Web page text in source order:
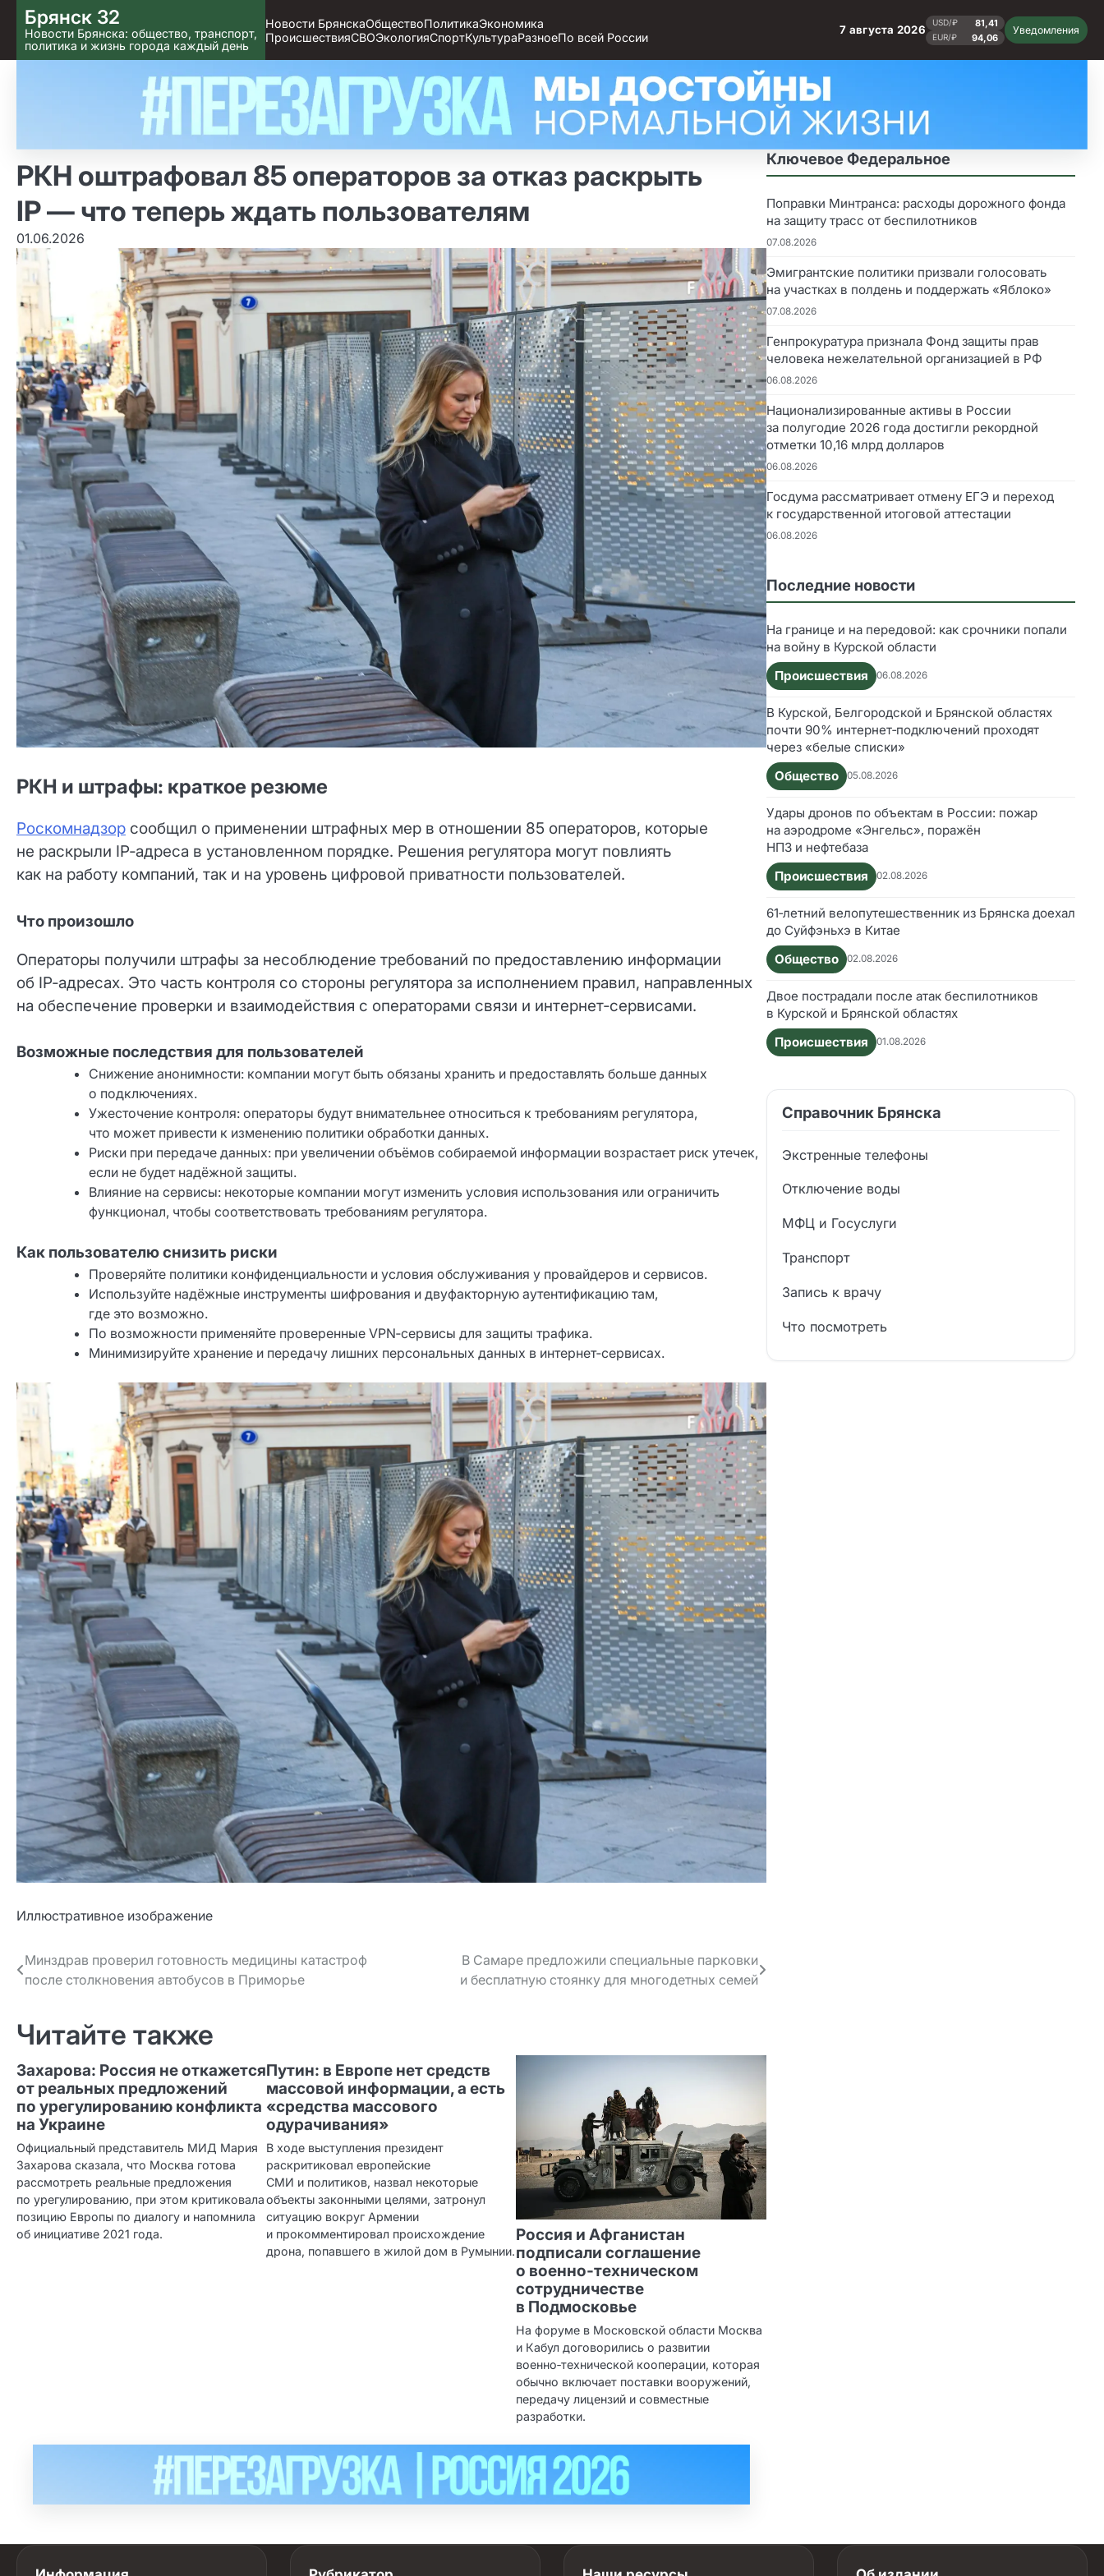
Skip
to content
Брянск 32
Новости Брянска: общество, транспорт,
политика и жизнь города каждый день
Новости БрянскаОбществоПолитикаЭкономика
ПроисшествияСВОЭкологияСпортКультураРазноеПо всей России
7 августа 2026
USD/₽ 81,41
EUR/₽ 94,06
Уведомления
РКН оштрафовал 85 операторов за отказ раскрыть
IP — что теперь ждать пользователям
01.06.2026
РКН и штрафы: краткое резюме
Роскомнадзор сообщил о применении штрафных мер в отношении 85 операторов, которые
не раскрыли IP‑адреса в установленном порядке. Решения регулятора могут повлиять
как на работу компаний, так и на уровень цифровой приватности пользователей.
Что произошло
Операторы получили штрафы за несоблюдение требований по предоставлению информации
об IP‑адресах. Это часть контроля со стороны регулятора за исполнением правил, направленных
на обеспечение проверки и взаимодействия с операторами связи и интернет‑сервисами.
Возможные последствия для пользователей
Снижение анонимности: компании могут быть обязаны хранить и предоставлять больше данных
о подключениях.
Ужесточение контроля: операторы будут внимательнее относиться к требованиям регулятора,
что может привести к изменению политики обработки данных.
Риски при передаче данных: при увеличении объёмов собираемой информации возрастает риск утечек,
если не будет надёжной защиты.
Влияние на сервисы: некоторые компании могут изменить условия использования или ограничить
функционал, чтобы соответствовать требованиям регулятора.
Как пользователю снизить риски
Проверяйте политики конфиденциальности и условия обслуживания у провайдеров и сервисов.
Используйте надёжные инструменты шифрования и двуфакторную аутентификацию там,
где это возможно.
По возможности применяйте проверенные VPN‑сервисы для защиты трафика.
Минимизируйте хранение и передачу лишних персональных данных в интернет‑сервисах.
Иллюстративное изображение
Навигация
Минздрав проверил готовность медицины катастроф
после столкновения автобусов в Приморье
В Самаре предложили специальные парковки
и бесплатную стоянку для многодетных семей
Читайте также
Захарова: Россия не откажется
от реальных предложений
по урегулированию конфликта
на Украине
Официальный представитель МИД Мария
Захарова сказала, что Москва готова
рассмотреть реальные предложения
по урегулированию, при этом критиковала
позицию Европы по диалогу и напомнила
об инициативе 2021 года.
Путин: в Европе нет средств
массовой информации, а есть
«средства массового
одурачивания»
В ходе выступления президент
раскритиковал европейские
СМИ и политиков, назвал некоторые
объекты законными целями, затронул
ситуацию вокруг Армении
и прокомментировал происхождение
дрона, попавшего в жилой дом в Румынии.
Россия и Афганистан
подписали соглашение
о военно‑техническом
сотрудничестве
в Подмосковье
На форуме в Московской области Москва
и Кабул договорились о развитии
военно‑технической кооперации, которая
обычно включает поставки вооружений,
передачу лицензий и совместные
разработки.
Ключевое Федеральное
Поправки Минтранса: расходы дорожного фонда
на защиту трасс от беспилотников
07.08.2026
Эмигрантские политики призвали голосовать
на участках в полдень и поддержать «Яблоко»
07.08.2026
Генпрокуратура признала Фонд защиты прав
человека нежелательной организацией в РФ
06.08.2026
Национализированные активы в России
за полугодие 2026 года достигли рекордной
отметки 10,16 млрд долларов
06.08.2026
Госдума рассматривает отмену ЕГЭ и переход
к государственной итоговой аттестации
06.08.2026
Последние новости
На границе и на передовой: как срочники попали
на войну в Курской области
Происшествия
06.08.2026
В Курской, Белгородской и Брянской областях
почти 90% интернет‑подключений проходят
через «белые списки»
Общество
05.08.2026
Удары дронов по объектам в России: пожар
на аэродроме «Энгельс», поражён
НПЗ и нефтебаза
Происшествия
02.08.2026
61‑летний велопутешественник из Брянска доехал
до Суйфэньхэ в Китае
Общество
02.08.2026
Двое пострадали после атак беспилотников
в Курской и Брянской областях
Происшествия
01.08.2026
Справочник Брянска
Экстренные телефоны
Отключение воды
МФЦ и Госуслуги
Транспорт
Запись к врачу
Что посмотреть